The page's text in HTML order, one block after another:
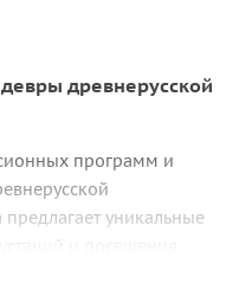
древнерусской
программ и
уникальные
археологическими